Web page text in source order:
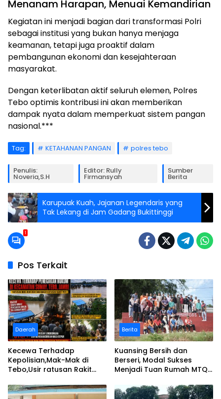
Menanam Harapan, Menuai Kemandirian
Kegiatan ini menjadi bagian dari transformasi Polri
sebagai institusi yang bukan hanya menjaga
keamanan, tetapi juga proaktif dalam
pembangunan ekonomi dan kesejahteraan
masyarakat.
Dengan keterlibatan aktif seluruh elemen, Polres
Tebo optimis kontribusi ini akan memberikan
dampak nyata dalam memperkuat sistem pangan
nasional.***
Tag: KETAHANAN PANGAN polres tebo
Penulis:
Noveria,S.H
Editor: Rully
Firmansyah
Sumber
Berita
Karupuak Kuah, Jajanan Legendaris yang
Tak Lekang di Jam Gadang Bukittinggi
1
Pos Terkait
Daerah
Kecewa Terhadap
Kepolisian,Mak-Mak di
Tebo,Usir ratusan Rakit
Berita
Kuansing Bersih dan
Berseri, Modal Sukses
Menjadi Tuan Rumah MTQ